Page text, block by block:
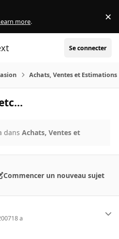
more. ×
Se connecter
Achats, Ventes et Estimations
dansAchats, Ventes et
Commencer un nouveau sujet
18 a